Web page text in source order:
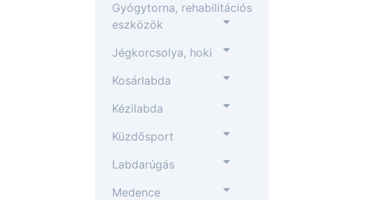
Gyógytorna, rehabilitációs
eszközök
Jégkorcsolya, hoki
Kosárlabda
Kézilabda
Küzdősport
Labdarúgás
Medence